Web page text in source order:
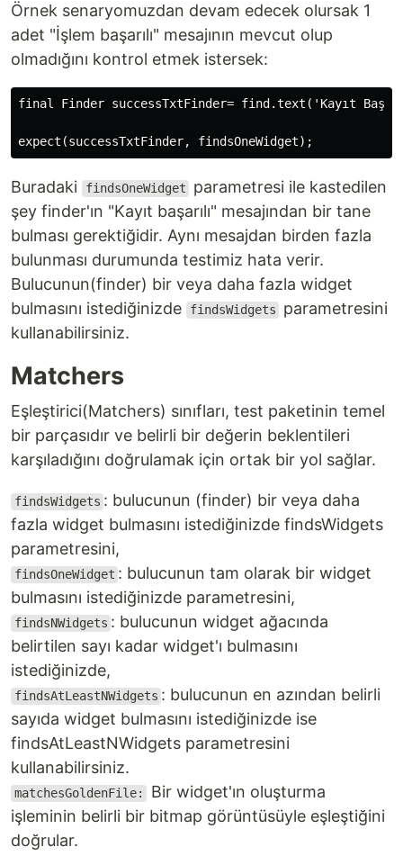
Örnek senaryomuzdan devam edecek olursak 1
adet "İşlem başarılı" mesajının mevcut olup
olmadığını kontrol etmek istersek:
final Finder successTxtFinder= find.text('Kayıt
Buradaki findsOneWidget
parametresi ile kastedilen
şey finder'ın "Kayıt başarılı" mesajından bir tane
bulması gerektiğidir. Aynı mesajdan birden fazla
bulunması durumunda testimiz hata verir.
Bulucunun(finder) bir veya daha fazla widget
bulmasını istediğinizde
findsWidgets
parametresini
kullanabilirsiniz.
Matchers
Eşleştirici(Matchers) sınıfları, test paketinin temel
bir parçasıdır ve belirli bir değerin beklentileri
karşıladığını doğrulamak için ortak bir yol sağlar.
findsWidgets : bulucunun (finder) bir veya daha
fazla widget bulmasını istediğinizde findsWidgets
parametresini,
findsOneWidget : bulucunun tam olarak bir widget
bulmasını istediğinizde parametresini,
findsNWidgets : bulucunun widget ağacında
belirtilen sayı kadar widget'ı bulmasını
istediğinizde,
findsAtLeastNWidgets : bulucunun en azından belirli
sayıda widget bulmasını istediğinizde ise
findsAtLeastNWidgets parametresini
kullanabilirsiniz.
matchesGoldenFile:
Bir widget'ın oluşturma
işleminin belirli bir bitmap görüntüsüyle eşleştiğini
doğrular.